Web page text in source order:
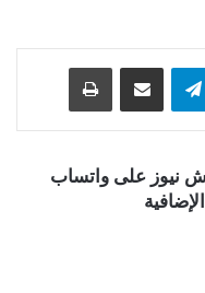
تيلقرام
نيوز على واتساب